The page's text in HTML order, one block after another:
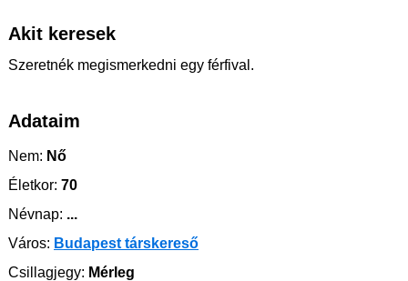
Akit keresek
Szeretnék megismerkedni egy férfival.
Adataim
Nem: Nő
Életkor: 70
Névnap: ...
Város: Budapest társkereső
Csillagjegy: Mérleg